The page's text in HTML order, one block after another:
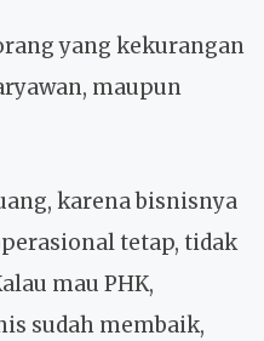
yang kekurangan
maupun
karena bisnisnya
tetap, tidak
mau PHK,
sudah membaik,